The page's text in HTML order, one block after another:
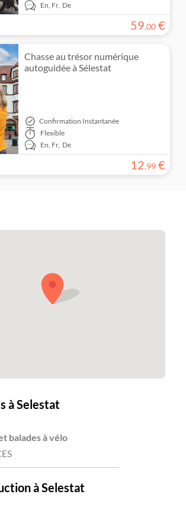
En, Fr, De
59,00 €
Chasse au trésor numérique
autoguidée à Sélestat
Confirmation Instantanée
Flexible
En, Fr, De
12,99 €
à Selestat
balades à vélo
à Selestat